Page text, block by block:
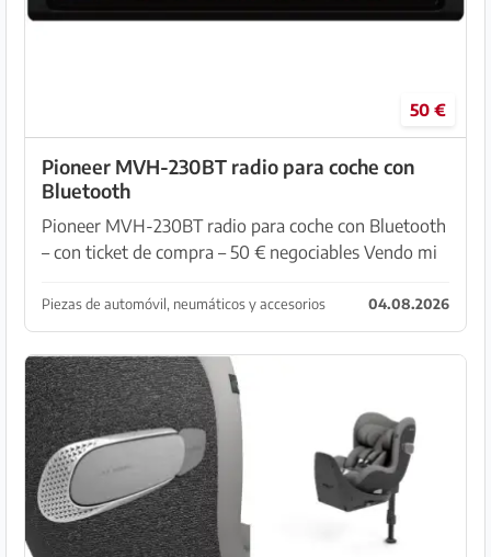
50 €
Pioneer MVH-230BT radio para coche con
Bluetooth
Pioneer MVH-230BT radio para coche con Bluetooth
– con ticket de compra – 50 € negociables Vendo mi
radio estuvo instalada en mi coche hasta hace p...
Piezas de automóvil, neumáticos y accesorios 04.08.2026